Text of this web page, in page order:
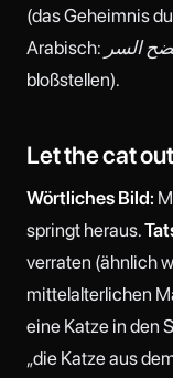
(das Geheimnis
Arabisch:
bloßstellen).
Let the cat
Wörtliches Bild:
springt heraus.
verraten (ähnlich
mittelalterlichen
eine Katze in den
„die Katze aus